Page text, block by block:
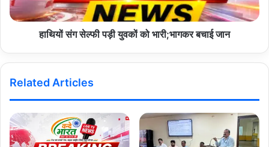
मंडी की बदहाल व्यवस्था को सुधारने के लिए क्या कदम उठाते हैं।
हाथियों संग सेल्फी पड़ी युवकों को भारी;भागकर बचाई जान
Related Articles